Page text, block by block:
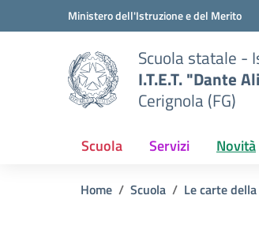
Vai ai contenuti
Vai al menu di navigazioneMinistero dell'Istruzione e del Merito
Scuola statale -
I.T.E.T. "Dante
Cerignola (FG)
Scuola Servizi Novità
Home Scuola Le carte